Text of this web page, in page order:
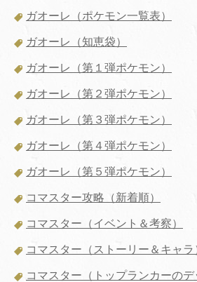
ガオーレ（ポケモン一覧表）
ガオーレ（知恵袋）
ガオーレ（第１弾ポケモン）
ガオーレ（第２弾ポケモン）
ガオーレ（第３弾ポケモン）
ガオーレ（第４弾ポケモン）
ガオーレ（第５弾ポケモン）
コマスター攻略（新着順）
コマスター（イベント＆考察）
コマスター（ストーリー＆キャラ
コマスター（トップランカーのデ